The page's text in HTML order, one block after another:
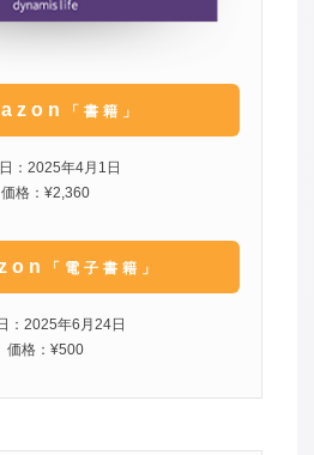
「書籍」
：2025年4月1日
価格：¥2,360
「電子書籍」
：2025年6月24日
価格：¥500